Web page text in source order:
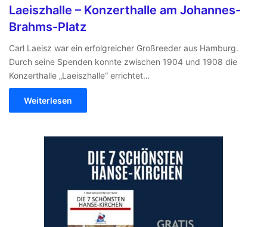
Laeiszhalle – Konzerthalle am Johannes-
Brahms-Platz
Carl Laeisz war ein erfolgreicher Großreeder aus Hamburg.
Durch seine Spenden konnte zwischen 1904 und 1908 die
Konzerthalle „Laeiszhalle“ errichtet…
Weiterlesen